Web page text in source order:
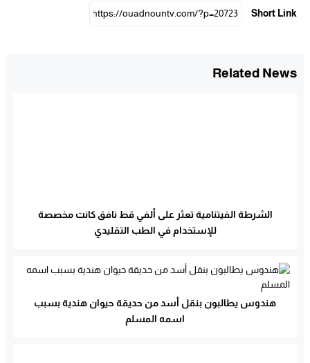
Short Link
Related News
الشرطة الفيتنامية تعثر على ألفي قط نافق كانت مخصصة
للإستخدام في الطب التقليدي
هندوس يطالبون بنقل أسد من حديقة حيوان هندية بسبب
اسمه المسلم